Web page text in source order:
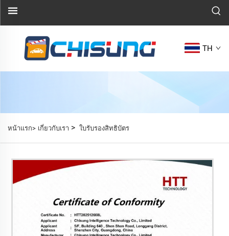
TH
หน้าแรก> เกี่ยวกับเรา > ใบรับรองสิทธิบัตร